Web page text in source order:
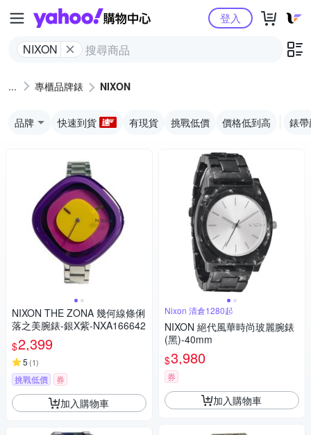
Yahoo購物中心
NIXON
登入
專櫃品牌錶 NIXON
品牌 快速到貨 有現貨 挑戰低價 價格低到高 錶
NIXON THE ZONA 幾何線條俐
落之美腕錶-銀X紫-NXA166642
$2,399
5 (1)
挑戰低價 券
加入購物車
Nixon 清倉1280起
NIXON 絕代風華時尚玻麗腕錶
(黑)-40mm
$3,980
券
加入購物車